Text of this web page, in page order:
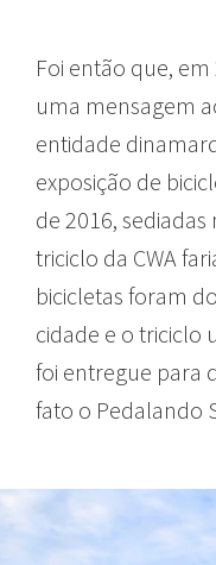
Foi então que,
uma mensagem
entidade
exposição de
de 2016,
triciclo da CWA
bicicletas foram
cidade e o triciclo
foi entregue para
fato o Pedalando